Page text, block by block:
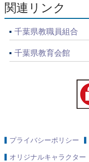
関連リンク
千葉県教職員組合
千葉県教育会館
プライバシーポリシー
オリジナルキャラクター